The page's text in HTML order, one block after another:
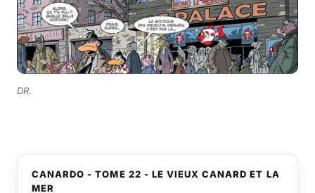
DR.
CANARDO - TOME 22 - LE VIEUX CANARD ET LA
MER